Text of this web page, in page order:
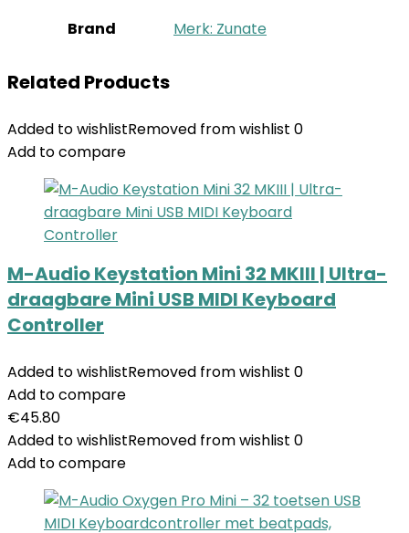
Brand Merk: Zunate
Related Products
Added to wishlistRemoved from wishlist 0
Add to compare
M-Audio Keystation Mini 32 MKIII | Ultra-
draagbare Mini USB MIDI Keyboard
Controller
Added to wishlistRemoved from wishlist 0
Add to compare
€45.80
Added to wishlistRemoved from wishlist 0
Add to compare